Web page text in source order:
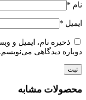
نام *
ایمیل *
ذخیره نام، ایمیل و
دوباره دیدگاهی می‌نویسم.
محصولات مشابه